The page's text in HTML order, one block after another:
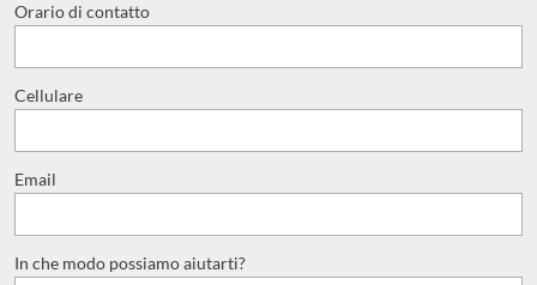
Orario di contatto
Cellulare
Email
In che modo possiamo aiutarti?